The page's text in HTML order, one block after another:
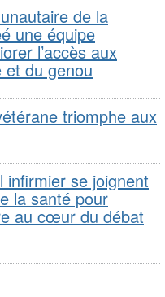
de la
une équipe
l’accès aux
et du genou
triomphe aux
infirmier se joignent
la santé pour
au cœur du débat